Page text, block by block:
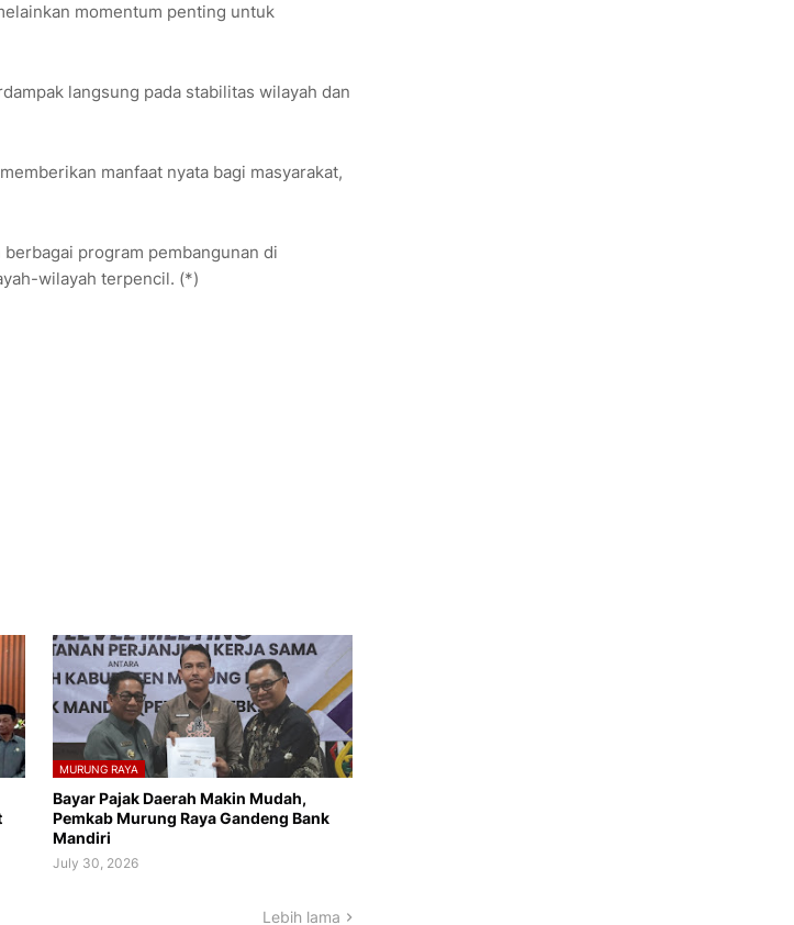
momentum penting untuk
langsung pada stabilitas wilayah dan
manfaat nyata bagi masyarakat,
program pembangunan di
wilayah terpencil. (*)
MURUNG RAYA
Bayar Pajak Daerah Makin Mudah,
Pemkab Murung Raya Gandeng Bank
Mandiri
July 30, 2026
Lebih lama